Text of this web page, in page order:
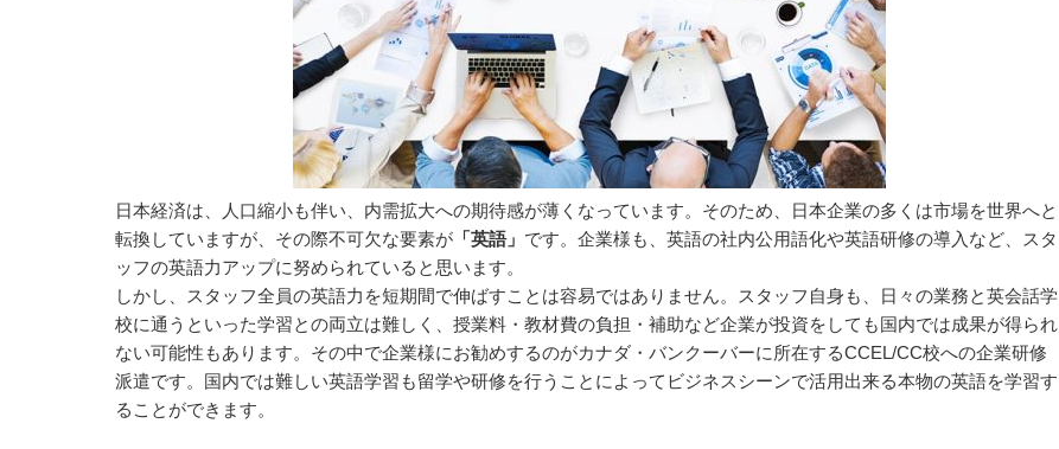
日本経済は、人口縮小も伴い、内需拡大への期待感が薄くなっています。そのため、日本企業の多くは市場を世界へと
転換していますが、その際不可欠な要素が 「英語」 です。企業様も、英語の社内公用語化や英語研修の導入など、スタ
ッフの英語力アップに努められていると思います。
しかし、スタッフ全員の英語力を短期間で伸ばすことは容易ではありません。スタッフ自身も、日々の業務と英会話学
校に通うといった学習との両立は難しく、授業料・教材費の負担・補助など企業が投資をしても国内では成果が得られ
ない可能性もあります。その中で企業様にお勧めするのがカナダ・バンクーバーに所在するCCEL/CC校への企業研修
派遣です。国内では難しい英語学習も留学や研修を行うことによってビジネスシーンで活用出来る本物の英語を学習す
ることができます。